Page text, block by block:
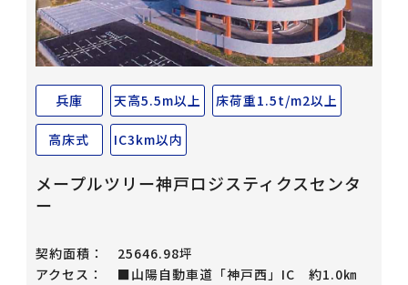
兵庫 天高5.5m以上 床荷重1.5t/m2以上
高床式 IC3km以内
メープルツリー神戸ロジスティクスセンタ
ー
契約面積：
25646.98坪
アクセス：
■山陽自動車道「神戸西」IC 約1.0㎞